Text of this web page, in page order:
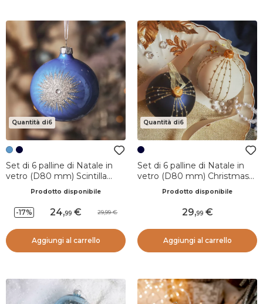
Quantità di6
Set di 6 palline di Natale in
vetro (D80 mm) Scintilla
d'inverno Blu cielo e Argento
Prodotto disponibile
-17% 24,99 29,99
Aggiungi al carrello
Quantità di6
Set di 6 palline di Natale in
vetro (D80 mm) Christmas
night Bianco lana e blu notte
Prodotto disponibile
29,99
Aggiungi al carrello